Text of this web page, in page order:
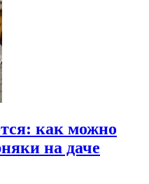
как можно
на даче